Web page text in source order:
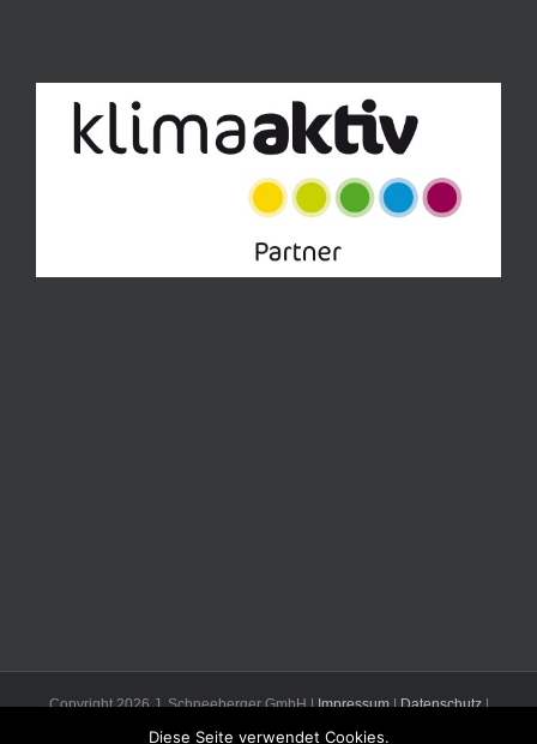
Copyright2026 J. Schneeberger GmbH |Impressum|Datenschutz|
Diese Seite verwendet Cookies.